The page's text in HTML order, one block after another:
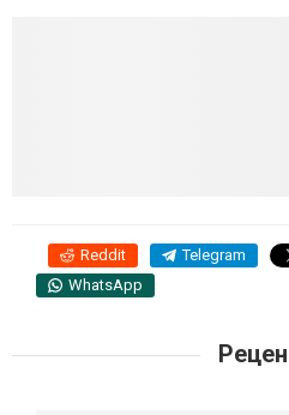
Reddit Telegram
WhatsApp